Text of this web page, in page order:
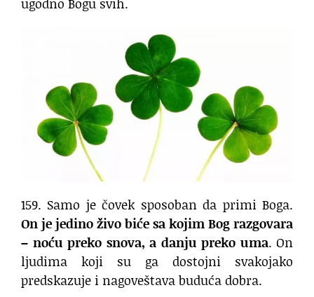
159. Samo je čovek sposoban da primi Boga.
On je jedino živo biće sa kojim Bog razgovara
– noću preko snova, a danju preko uma. On
ljudima koji su ga dostojni svakojako
predskazuje i nagoveštava buduća dobra.